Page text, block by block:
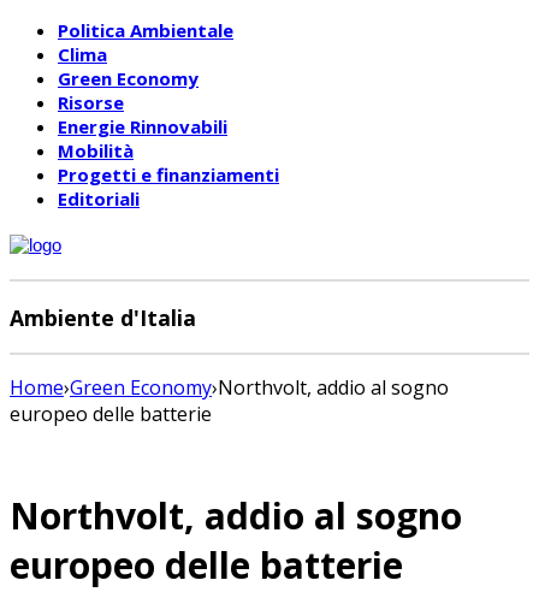
Politica Ambientale
Clima
Green Economy
Risorse
Energie Rinnovabili
Mobilità
Progetti e finanziamenti
Editoriali
Ambiente d'Italia
Home›Green Economy›Northvolt, addio al sogno
europeo delle batterie
Northvolt, addio al sogno
europeo delle batterie